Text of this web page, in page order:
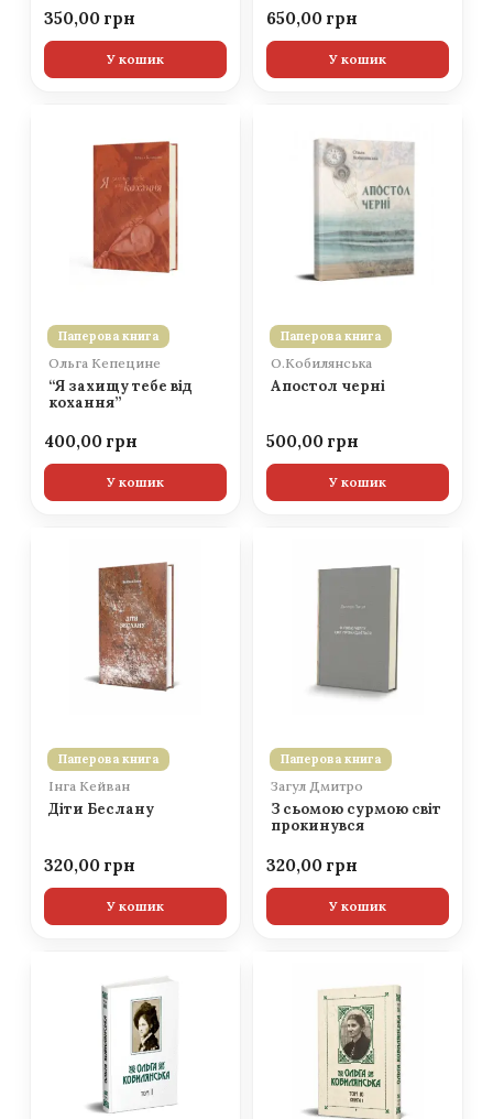
350,00
У кошик
650,00
У кошик
Паперова книга
Ольга Кепецине
“Я захищу тебе від
кохання”
400,00
У кошик
Паперова книга
О.Кобилянська
Апостол черні
500,00
У кошик
Паперова книга
Інга Кейван
Діти Беслану
320,00
У кошик
Паперова книга
Загул Дмитро
З сьомою сурмою світ
прокинувся
320,00
У кошик